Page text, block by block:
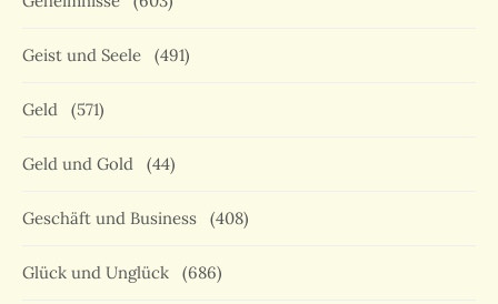
Geist und Seele (491)
Geld (571)
Geld und Gold (44)
Geschäft und Business (408)
Glück und Unglück (686)